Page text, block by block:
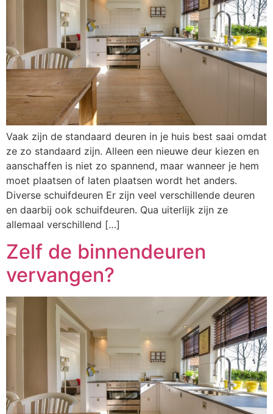
Vaak zijn de standaard deuren in je huis best saai omdat
ze zo standaard zijn. Alleen een nieuwe deur kiezen en
aanschaffen is niet zo spannend, maar wanneer je hem
moet plaatsen of laten plaatsen wordt het anders.
Diverse schuifdeuren Er zijn veel verschillende deuren
en daarbij ook schuifdeuren. Qua uiterlijk zijn ze
allemaal verschillend […]
Zelf de binnendeuren
vervangen?